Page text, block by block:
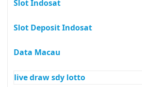
Slot Indosat
Slot Deposit Indosat
Data Macau
live draw sdy lotto